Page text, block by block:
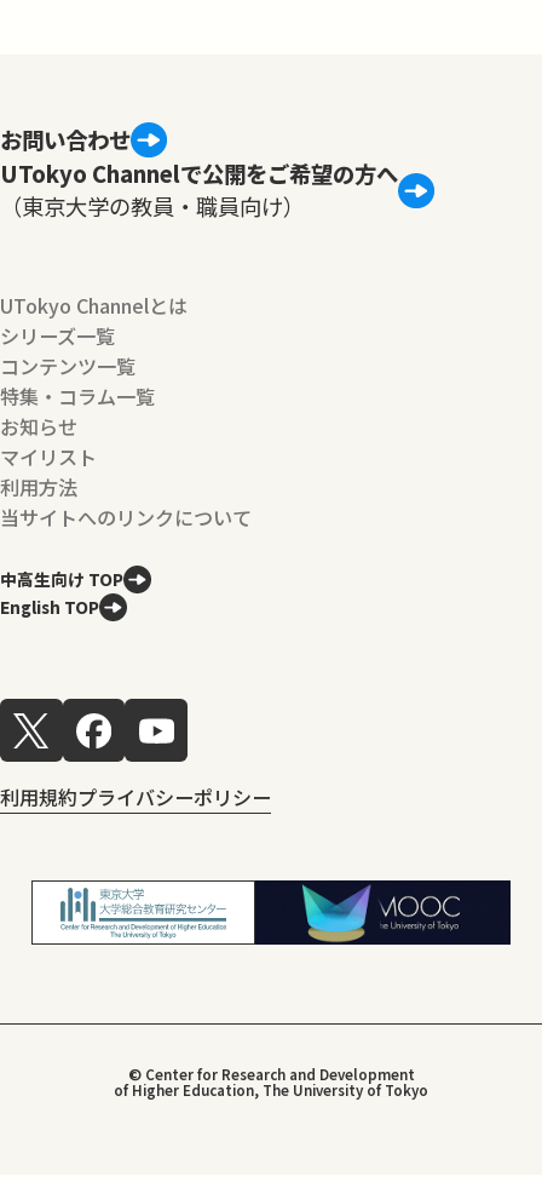
お問い合わせ
UTokyo Channelで公開をご希望の方へ
（東京大学の教員・職員向け）
UTokyo Channelとは
シリーズ一覧
コンテンツ一覧
特集・コラム一覧
お知らせ
マイリスト
利用方法
当サイトへのリンクについて
中高生向け TOP
English TOP
利用規約プライバシーポリシー
© Center for Research and Development
of Higher Education, The University of Tokyo